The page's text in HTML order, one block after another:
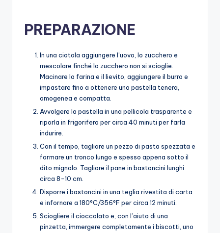
PREPARAZIONE
In una ciotola aggiungere l’uovo, lo zucchero e
mescolare finché lo zucchero non si scioglie.
Macinare la farina e il lievito, aggiungere il burro e
impastare fino a ottenere una pastella tenera,
omogenea e compatta.
Avvolgere la pastella in una pellicola trasparente e
riporla in frigorifero per circa 40 minuti per farla
indurire.
Con il tempo, tagliare un pezzo di pasta spezzata e
formare un tronco lungo e spesso appena sotto il
dito mignolo. Tagliare il pane in bastoncini lunghi
circa 8-10 cm.
Disporre i bastoncini in una teglia rivestita di carta
e infornare a 180°C/356°F per circa 12 minuti.
Sciogliere il cioccolato e, con l’aiuto di una
pinzetta, immergere completamente i biscotti, uno